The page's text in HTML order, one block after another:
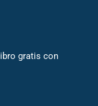
gratis con